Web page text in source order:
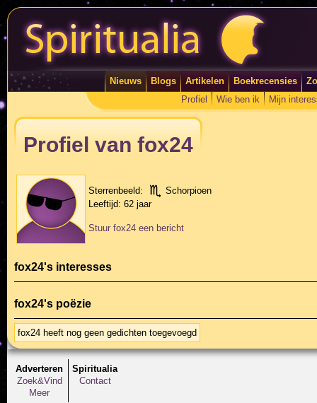
Nieuws Blogs Artikelen Boekrecensies
Profiel
Wie ben ik Mijn
Profiel van fox24
Sterrenbeeld:
Schorpioen
Leeftijd: 62 jaar
Stuur fox24 een bericht
fox24's interesses
fox24's poëzie
fox24 heeft nog geen gedichten toegevoegd
Adverteren
Zoek&Vind
Meer
Spiritualia
Contact